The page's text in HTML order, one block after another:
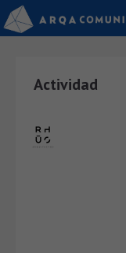
Actividad